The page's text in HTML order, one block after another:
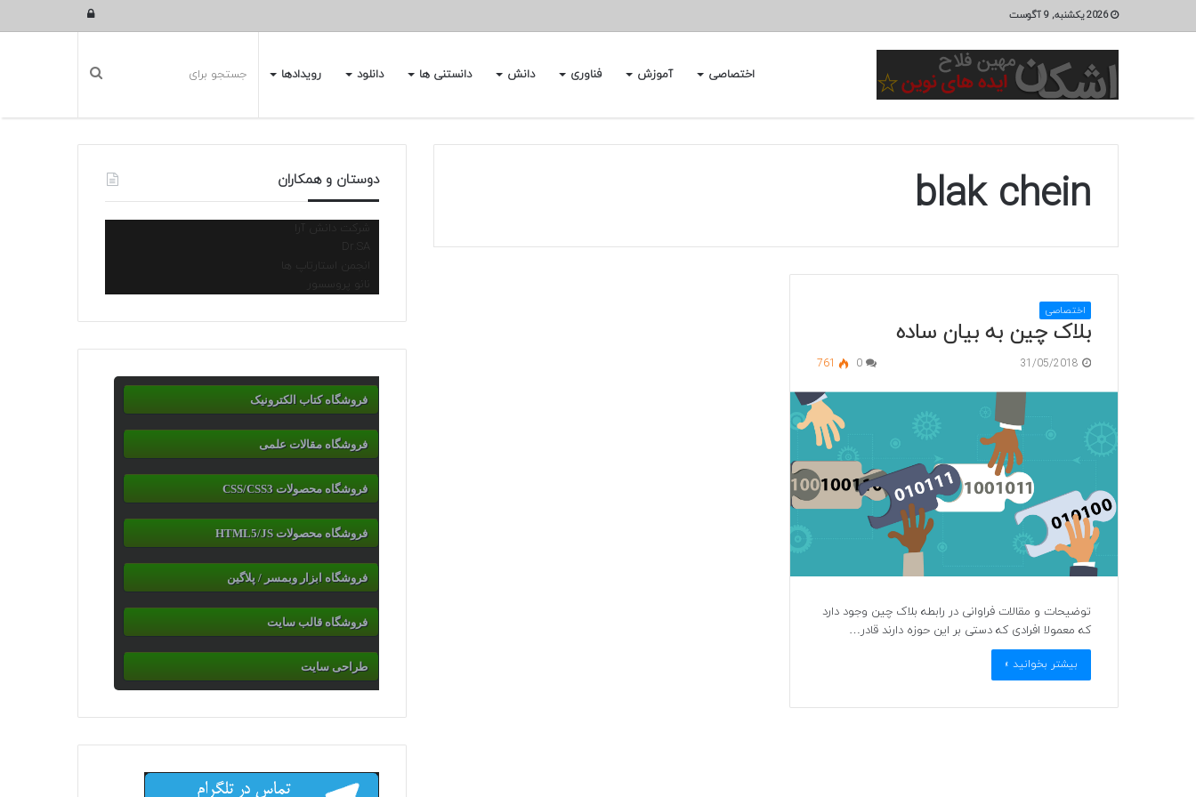
2026 یکشنبه, 9 آگوست ورود
اختصاصی آموزش فناوری دانش دانستنی ها دانلود رویدادها
blak chein
اختصاصی
بلاک چین به بیان ساده
31/05/2018
0
761
توضیحات و مقالات فراوانی در رابطه بلاک چین وجود دارد
که معمولا افرادی که دستی بر این حوزه دارند قادر…
بیشتر بخوانید »
دوستان و همکاران
شرکت دانش آرا
انجمن استارتاپ ها
نانو پروسسور
فروشگاه کتاب الکترونیک
فروشگاه مقالات علمی
فروشگاه محصولات CSS/CSS3
فروشگاه محصولات HTML5/JS
فروشگاه ابزار وبمسر / پلاگین
فروشگاه قالب سایت
طراحی سایت